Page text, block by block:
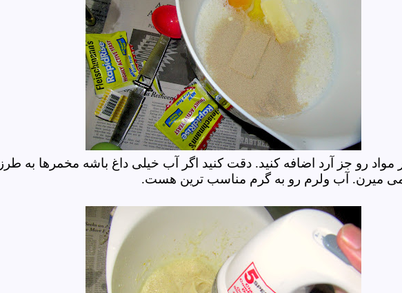
رو جز آرد اضافه کنید. دقت کنید اگر آب خیلی داغ باشه مخمرها به
میرن. آب ولرم رو به گرم مناسب ترین هست.